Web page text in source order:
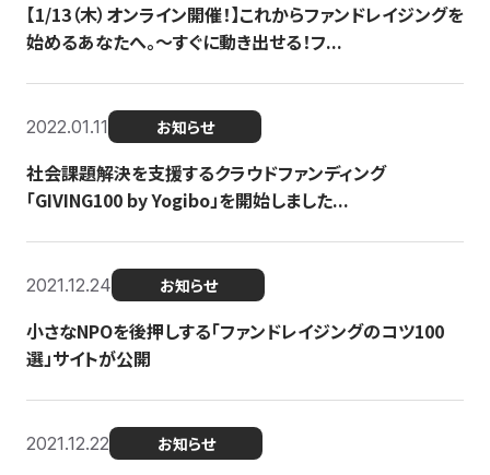
【1/13（木）オンライン開催！】これからファンドレイジングを
始めるあなたへ。〜すぐに動き出せる！フ...
2022.01.11 お知らせ
社会課題解決を支援するクラウドファンディング
「GIVING100 by Yogibo」を開始しました...
2021.12.24 お知らせ
小さなNPOを後押しする「ファンドレイジングのコツ100
選」サイトが公開
2021.12.22 お知らせ